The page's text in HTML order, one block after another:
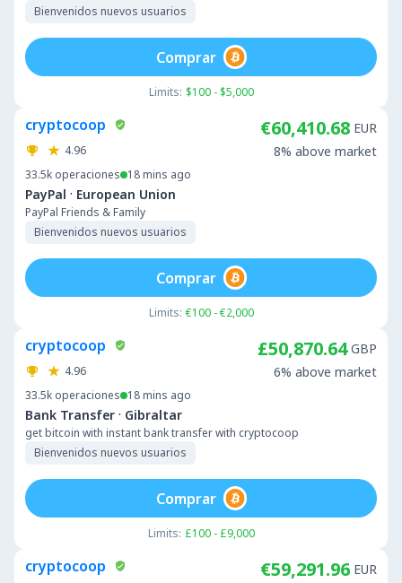
Bienvenidos nuevos usuarios
Limits: $100 - $5,000
Comprar
cryptocoop
4.96
33.5k operaciones 18 mins ago
PayPal · European Union
PayPal Friends & Family
Bienvenidos nuevos usuarios
€60,410.68 EUR
8% above market
Limits: €100 - €2,000
Comprar
cryptocoop
4.96
33.5k operaciones 18 mins ago
Bank Transfer · Gibraltar
get bitcoin with instant bank transfer with cryptocoop
Bienvenidos nuevos usuarios
£50,870.64 GBP
6% above market
Limits: £100 - £9,000
Comprar
cryptocoop €59,291.96 EUR